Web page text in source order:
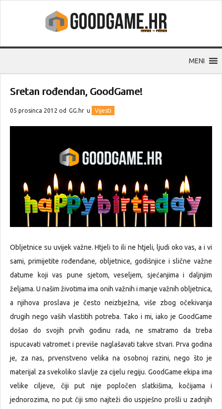
MENI
Sretan rođendan, GoodGame!
05 prosinca 2012 od GG.hr u Vijesti
Obljetnice su uvijek važne. Htjeli to ili ne htjeli, ljudi oko vas, a i vi
sami, primijetite rođendane, obljetnice, godišnjice i slične važne
datume koji vas pune sjetom, veseljem, sjećanjima i daljnjim
željama. U našim životima ima onih važnih i manje važnih obljetnica,
a njihova proslava je često neizbježna, više zbog očekivanja
drugih nego vaših vlastitih potreba. Tako i mi, iako je GoodGame
došao do svojih prvih godinu rada, ne smatramo da treba
ispucavati vatromet i previše naglašavati takve stvari. Prva godina
je, za nas, prvenstveno velika na osobnoj razini, nego što je
materijal za svekoliko slavlje za cijelu regiju. GoodGame ekipa ima
velike ciljeve, čiji put nije popločen slatkišima, kočijama i
jednorozima, no put čiji smo najteži dio uspješno prošli u zadnjih